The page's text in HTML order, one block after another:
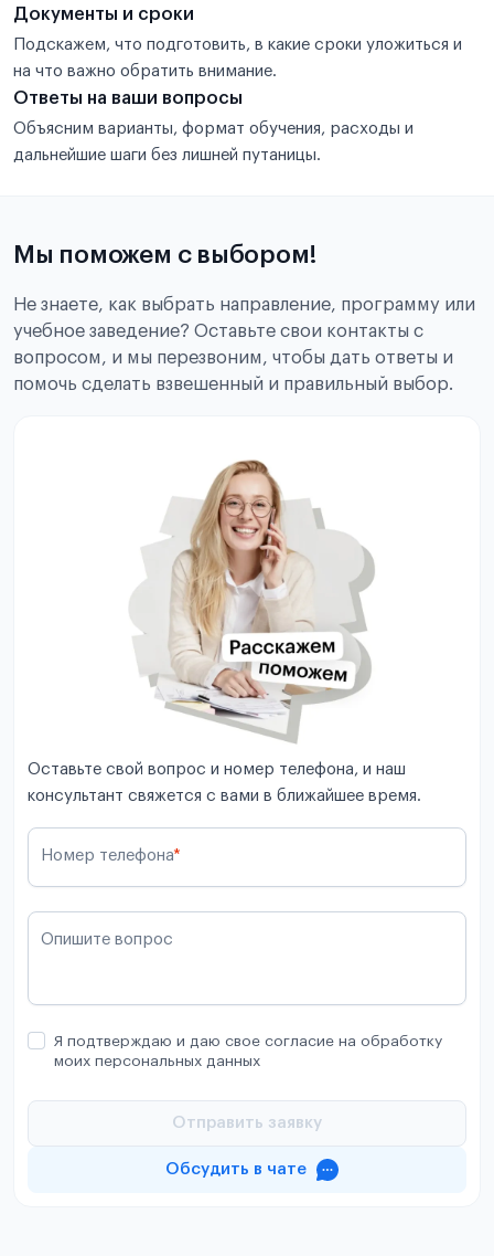
Документы и сроки
Подскажем, что подготовить, в какие сроки уложиться и
на что важно обратить внимание.
Ответы на ваши вопросы
Объясним варианты, формат обучения, расходы и
дальнейшие шаги без лишней путаницы.
Мы поможем с выбором!
Не знаете, как выбрать направление, программу или
учебное заведение? Оставьте свои контакты с
вопросом, и мы перезвоним, чтобы дать ответы и
помочь сделать взвешенный и правильный выбор.
Оставьте свой вопрос и номер телефона, и наш
консультант свяжется с вами в ближайшее время.
Номер телефона*
Опишите вопрос
Я подтверждаю и даю свое согласие на обработку
моих персональных данных
Отправить заявку
Обсудить в чате